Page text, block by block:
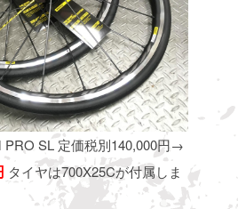
PRO SL 定価税別140,000円→
タイヤは700X25Cが付属しま